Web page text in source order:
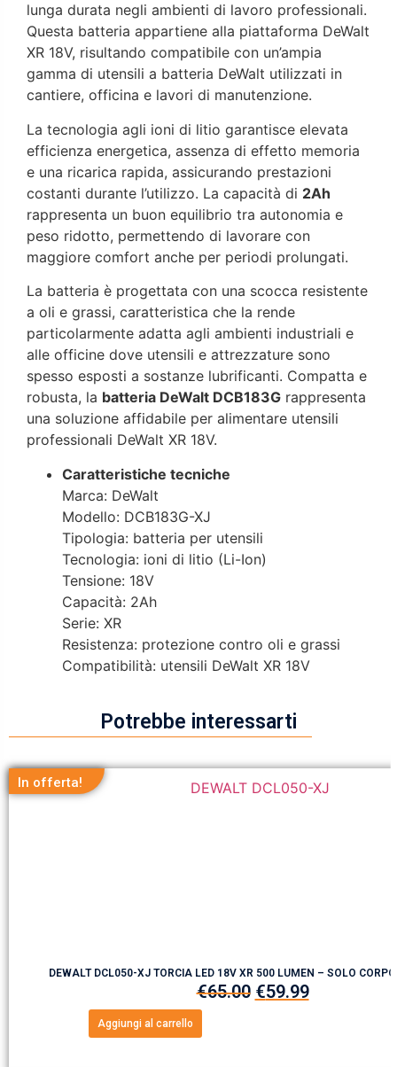
lunga durata negli ambienti di lavoro professionali.
Questa batteria appartiene alla piattaforma DeWalt
XR 18V, risultando compatibile con un’ampia
gamma di utensili a batteria DeWalt utilizzati in
cantiere, officina e lavori di manutenzione.
La tecnologia agli ioni di litio garantisce elevata
efficienza energetica, assenza di effetto memoria
e una ricarica rapida, assicurando prestazioni
costanti durante l’utilizzo. La capacità di 2Ah
rappresenta un buon equilibrio tra autonomia e
peso ridotto, permettendo di lavorare con
maggiore comfort anche per periodi prolungati.
La batteria è progettata con una scocca resistente
a oli e grassi, caratteristica che la rende
particolarmente adatta agli ambienti industriali e
alle officine dove utensili e attrezzature sono
spesso esposti a sostanze lubrificanti. Compatta e
robusta, la batteria DeWalt DCB183G rappresenta
una soluzione affidabile per alimentare utensili
professionali DeWalt XR 18V.
Caratteristiche tecniche
Marca: DeWalt
Modello: DCB183G-XJ
Tipologia: batteria per utensili
Tecnologia: ioni di litio (Li-Ion)
Tensione: 18V
Capacità: 2Ah
Serie: XR
Resistenza: protezione contro oli e grassi
Compatibilità: utensili DeWalt XR 18V
Potrebbe interessarti
In offerta!
DEWALT DCL050-XJ TORCIA LED 18V XR 500 LUMEN – SOLO
€65.00 €59.99
Aggiungi al carrello